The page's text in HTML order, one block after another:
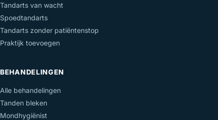
Tandarts van wacht
Spoedtandarts
Tandarts zonder patiëntenstop
Praktijk toevoegen
BEHANDELINGEN
Alle behandelingen
Tanden bleken
Mondhygiënist